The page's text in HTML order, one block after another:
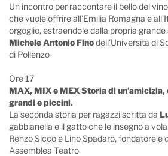
Un incontro per raccontare il bello del
che vuole offrire all’Emilia Romagna e
orgoglio, estraendole dalla propria
Michele Antonio Finodell’Università di
di Pollenzo
Ore 17
MAX, MIX e MEX Storia di
grandi e piccini.
La seconda storia per ragazzi scritta da
gabbianella e il gatto che le insegnò a
Renzo Sicco e Lino Spadaro, fondatore e
Assemblea Teatro